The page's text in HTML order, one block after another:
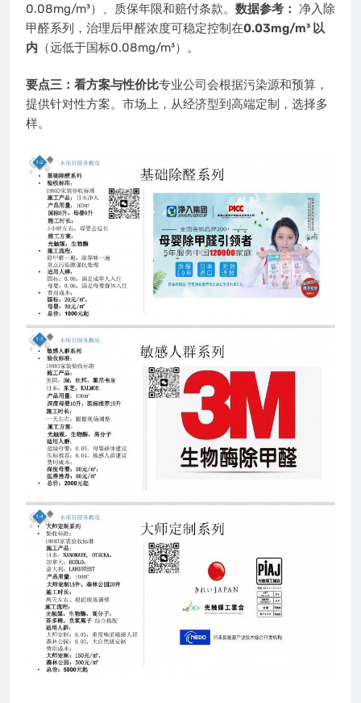
0.08mg/m³）、质保年限和赔付条款。 数据参考： 净入除
甲醛系列，治理后甲醛浓度可稳定控制在0.03mg/m³ 以
内 （远低于国标0.08mg/m³）。
要点三：看方案与性价比专业公司会根据污染源和预算，
提供针对性方案。市场上，从经济型到高端定制，选择多
样。